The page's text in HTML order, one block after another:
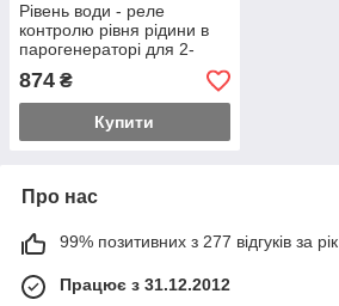
Рівень води - реле
контролю рівня рідини в
парогенераторі для 2-
ємнісних систем, TENSE
874 ₴
Купити
Про нас
99% позитивних з 277 відгуків за рік
Працює з 31.12.2012